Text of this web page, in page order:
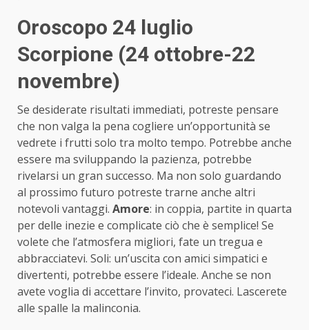
Oroscopo 24 luglio
Scorpione (24 ottobre-22
novembre)
Se desiderate risultati immediati, potreste pensare
che non valga la pena cogliere un’opportunità se
vedrete i frutti solo tra molto tempo. Potrebbe anche
essere ma sviluppando la pazienza, potrebbe
rivelarsi un gran successo. Ma non solo guardando
al prossimo futuro potreste trarne anche altri
notevoli vantaggi. Amore: in coppia, partite in quarta
per delle inezie e complicate ciò che è semplice! Se
volete che l’atmosfera migliori, fate un tregua e
abbracciatevi. Soli: un’uscita con amici simpatici e
divertenti, potrebbe essere l’ideale. Anche se non
avete voglia di accettare l’invito, provateci. Lascerete
alle spalle la malinconia.